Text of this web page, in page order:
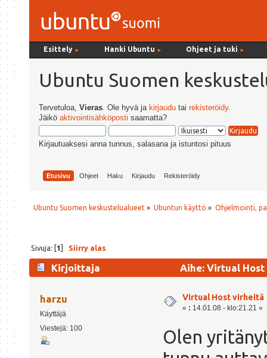
Esittely ► Hanki Ubuntu ► Ohjeet ja tuki ►
Ubuntu Suomen
Tervetuloa,Vieras . Ole hyvä ja kirjaudu tairekisteröidy.
Jäiköaktivointisähköposti saamatta?
Kirjautuaksesi anna tunnus, salasana ja istuntosi pituus
Etusivu Ohjeet Haku Kirjaudu Rekisteröidy
Ubuntu Suomen keskustelualueet » Ubuntun käyttö » Ohjelmointi,
Sivuja: [1] Siirry alas
Kirjoittaja Aihe: Virtual
harzu
Käyttäjä
Viestejä: 100
Virtual Host virheitä
« : 14.01.08 - klo:21.21 »
Olen